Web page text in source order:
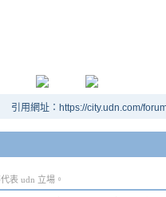
引用網址：https://city.udn.com/
表 udn 立場。